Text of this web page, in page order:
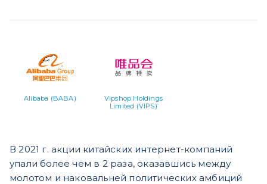
Alibaba (BABA)
Vipshop Holdings
Limited (VIPS)
В 2021 г. акции китайских интернет-компаний
упали более чем в 2 раза, оказавшись между
молотом и наковальней политических амбиций